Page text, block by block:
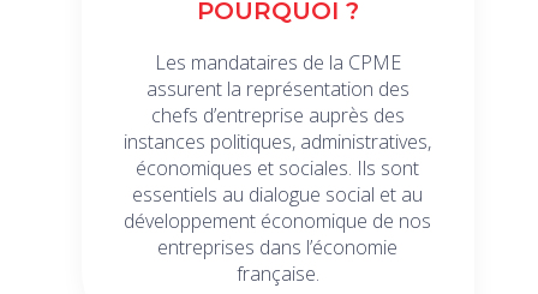
POURQUOI ?
Les mandataires de la CPME
assurent la représentation des
chefs d’entreprise auprès des
instances politiques, administratives,
économiques et sociales. Ils sont
essentiels au dialogue social et au
développement économique de nos
entreprises dans l’économie
française.